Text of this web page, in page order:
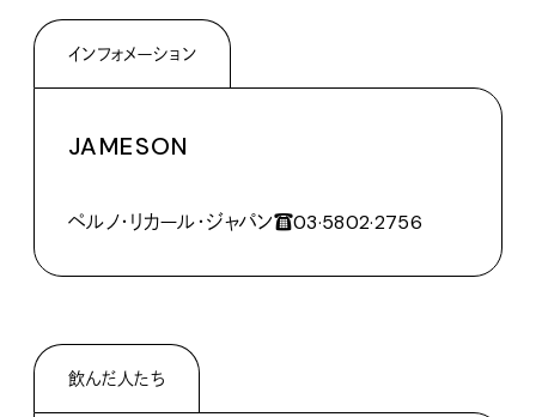
インフォメーション
JAMESON
ペルノ・リカール・ジャパン☎03·5802·2756
飲んだ人たち